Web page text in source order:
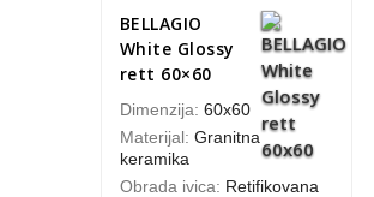
BELLAGIO
White Glossy
rett 60×60
Dimenzija: 60x60
Materijal: Granitna
keramika
Obrada ivica: Retifikovana